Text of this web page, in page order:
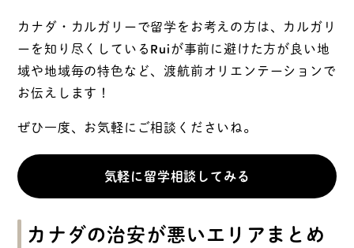
カナダ・カルガリーで留学をお考えの方は、カルガリ
ーを知り尽くしているRuiが事前に避けた方が良い地
域や地域毎の特色など、渡航前オリエンテーションで
お伝えします！
ぜひ一度、お気軽にご相談くださいね。
気軽に留学相談してみる
カナダの治安が悪いエリアまとめ